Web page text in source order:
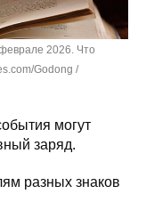
2026. Что
Godong /
могут
заряд.
разных знаков